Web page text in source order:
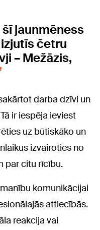
jaunmēness
četru
– Mežāzis,
darba dzīvi un
ir iespēja ieviest
uz būtiskāko un
izvairoties no
par citu rīcību.
komunikācijai
attiecībās.
reakcija vai